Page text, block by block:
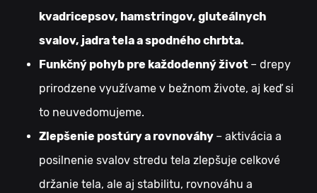
kvadricepsov, hamstringov, gluteálnych
svalov, jadra tela a spodného chrbta.
Funkčný pohyb pre každodenný život – drepy
prirodzene využívame v bežnom živote, aj keď si
to neuvedomujeme.
Zlepšenie postúry a rovnováhy – aktivácia a
posilnenie svalov stredu tela zlepšuje celkové
držanie tela, ale aj stabilitu, rovnováhu a